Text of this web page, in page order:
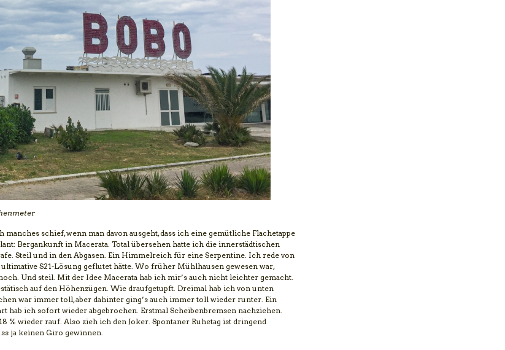
schief, wenn man davon ausgeht, dass ich eine gemütliche Flachetappe
Bergankunft in Macerata. Total übersehen hatte ich die innerstädtischen
Steil und in den Abgasen. Ein Himmelreich für eine Serpentine. Ich rede von
S21-Lösung geflutet hätte. Wo früher Mühlhausen gewesen war,
Und steil. Mit der Idee Macerata hab ich mir’s auch nicht leichter gemacht.
auf den Höhenzügen. Wie draufgetupft. Dreimal hab ich von unten
war immer toll, aber dahinter ging’s auch immer toll wieder runter. Ein
hab ich sofort wieder abgebrochen. Erstmal Scheibenbremsen nachziehen.
% wieder rauf. Also zieh ich den Joker. Spontaner Ruhetag ist dringend
ja keinen Giro gewinnen.